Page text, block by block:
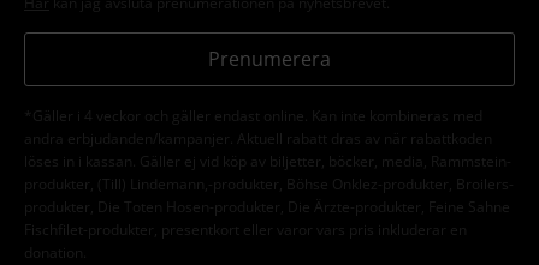
Prenumerera
*Gäller i 4 veckor och gäller endast online. Kan inte kombineras med
andra erbjudanden/kampanjer. Aktuell rabatt dras av när rabattkoden
löses in i kassan. Gäller ej vid köp av biljetter, böcker, media, Rammstein-
produkter, (Till) Lindemann,-produkter, Böhse Onklez-produkter, Broilers-
produkter, Die Toten Hosen-produkter, Die Ärzte-produkter, Feine Sahne
Fischfilet-produkter, presentkort eller varor vars pris inkluderar en
donation.